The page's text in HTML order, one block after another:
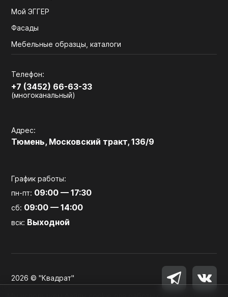
Мой ЭГГЕР
Фасады
Мебельные образцы, каталоги
Телефон:
+7 (3452) 66-63-33
(многоканальный)
Адрес:
Тюмень, Московский тракт, 136/9
График работы:
пн-пт: 09:00 — 17:30
сб: 09:00 — 14:00
вск: Выходной
2026 © "Квадрат"